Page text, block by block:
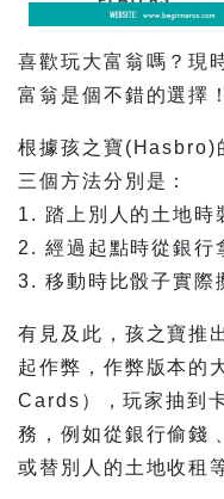
喜歡玩大富翁嗎？現
富翁是個不錯的選擇！
根據孩之寶(Hasbro)
三個方法分別是：
1. 踏上別人的土地時
2. 經過起點時從銀行
3. 移動時比骰子實際
有見及此，孩之寶推
起作弊，作弊版本的
Cards），玩家抽到
務，例如從銀行偷錢
或替別人的土地收租